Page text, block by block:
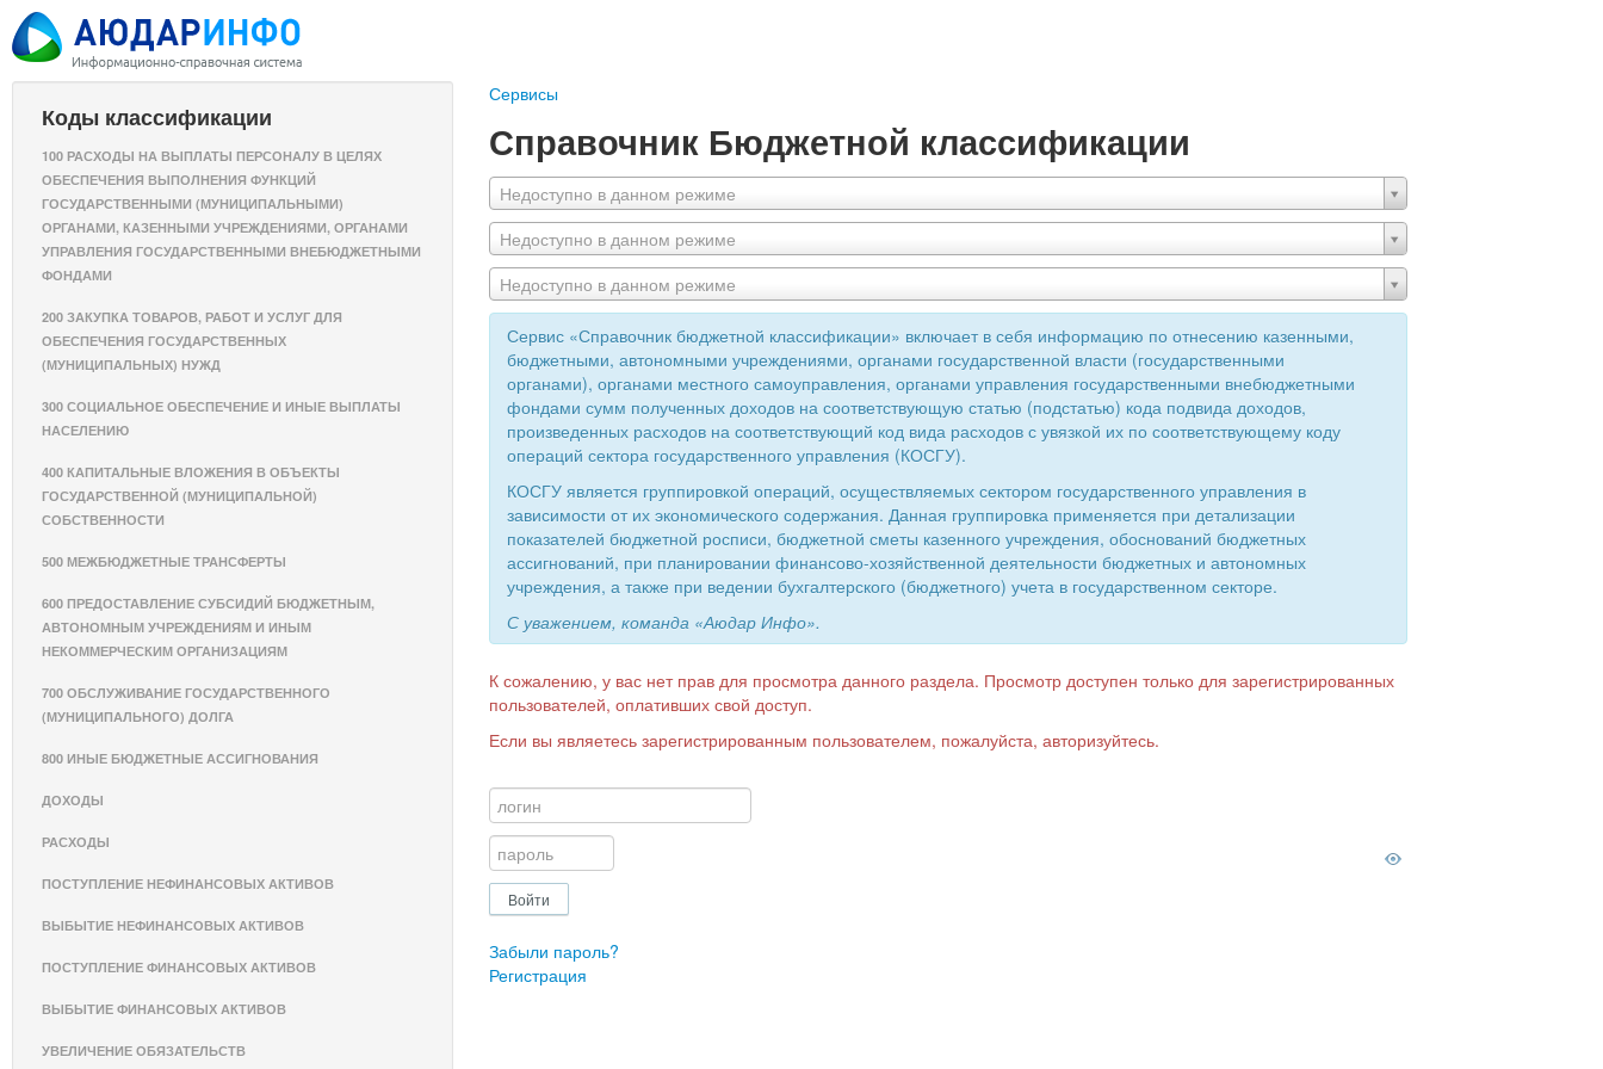
Коды классификации
100 РАСХОДЫ НА ВЫПЛАТЫ ПЕРСОНАЛУ В ЦЕЛЯХ
ОБЕСПЕЧЕНИЯ ВЫПОЛНЕНИЯ ФУНКЦИЙ
ГОСУДАРСТВЕННЫМИ (МУНИЦИПАЛЬНЫМИ)
ОРГАНАМИ, КАЗЕННЫМИ УЧРЕЖДЕНИЯМИ, ОРГАНАМИ
УПРАВЛЕНИЯ ГОСУДАРСТВЕННЫМИ ВНЕБЮДЖЕТНЫМИ
ФОНДАМИ
200 ЗАКУПКА ТОВАРОВ, РАБОТ И УСЛУГ ДЛЯ
ОБЕСПЕЧЕНИЯ ГОСУДАРСТВЕННЫХ
(МУНИЦИПАЛЬНЫХ) НУЖД
300 СОЦИАЛЬНОЕ ОБЕСПЕЧЕНИЕ И ИНЫЕ ВЫПЛАТЫ
НАСЕЛЕНИЮ
400 КАПИТАЛЬНЫЕ ВЛОЖЕНИЯ В ОБЪЕКТЫ
ГОСУДАРСТВЕННОЙ (МУНИЦИПАЛЬНОЙ)
СОБСТВЕННОСТИ
500 МЕЖБЮДЖЕТНЫЕ ТРАНСФЕРТЫ
600 ПРЕДОСТАВЛЕНИЕ СУБСИДИЙ БЮДЖЕТНЫМ,
АВТОНОМНЫМ УЧРЕЖДЕНИЯМ И ИНЫМ
НЕКОММЕРЧЕСКИМ ОРГАНИЗАЦИЯМ
700 ОБСЛУЖИВАНИЕ ГОСУДАРСТВЕННОГО
(МУНИЦИПАЛЬНОГО) ДОЛГА
800 ИНЫЕ БЮДЖЕТНЫЕ АССИГНОВАНИЯ
ДОХОДЫ
РАСХОДЫ
ПОСТУПЛЕНИЕ НЕФИНАНСОВЫХ АКТИВОВ
ВЫБЫТИЕ НЕФИНАНСОВЫХ АКТИВОВ
ПОСТУПЛЕНИЕ ФИНАНСОВЫХ АКТИВОВ
ВЫБЫТИЕ ФИНАНСОВЫХ АКТИВОВ
УВЕЛИЧЕНИЕ ОБЯЗАТЕЛЬСТВ
Сервисы
Справочник Бюджетной классификации
Недоступно в данном режиме
Недоступно в данном режиме
Недоступно в данном режиме
Сервис «Справочник бюджетной классификации» включает в себя информацию по отнесению казенными,
бюджетными, автономными учреждениями, органами государственной власти (государственными
органами), органами местного самоуправления, органами управления государственными внебюджетными
фондами сумм полученных доходов на соответствующую статью (подстатью) кода подвида доходов,
произведенных расходов на соответствующий код вида расходов с увязкой их по соответствующему коду
операций сектора государственного управления (КОСГУ).
КОСГУ является группировкой операций, осуществляемых сектором государственного управления в
зависимости от их экономического содержания. Данная группировка применяется при детализации
показателей бюджетной росписи, бюджетной сметы казенного учреждения, обоснований бюджетных
ассигнований, при планировании финансово-хозяйственной деятельности бюджетных и автономных
учреждения, а также при ведении бухгалтерского (бюджетного) учета в государственном секторе.
С уважением, команда «Аюдар Инфо».
К сожалению, у вас нет прав для просмотра данного раздела. Просмотр доступен только для зарегистрированных
пользователей, оплативших свой доступ.
Если вы являетесь зарегистрированным пользователем, пожалуйста, авторизуйтесь.
Забыли пароль?
Регистрация